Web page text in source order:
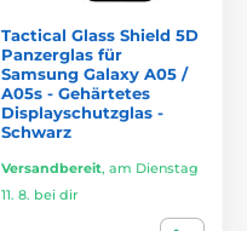
Tactical Glass Shield 5D
Panzerglas für
Samsung Galaxy A05 /
A05s - Gehärtetes
Displayschutzglas -
Schwarz
Versandbereit, am Dienstag
11. 8. bei dir